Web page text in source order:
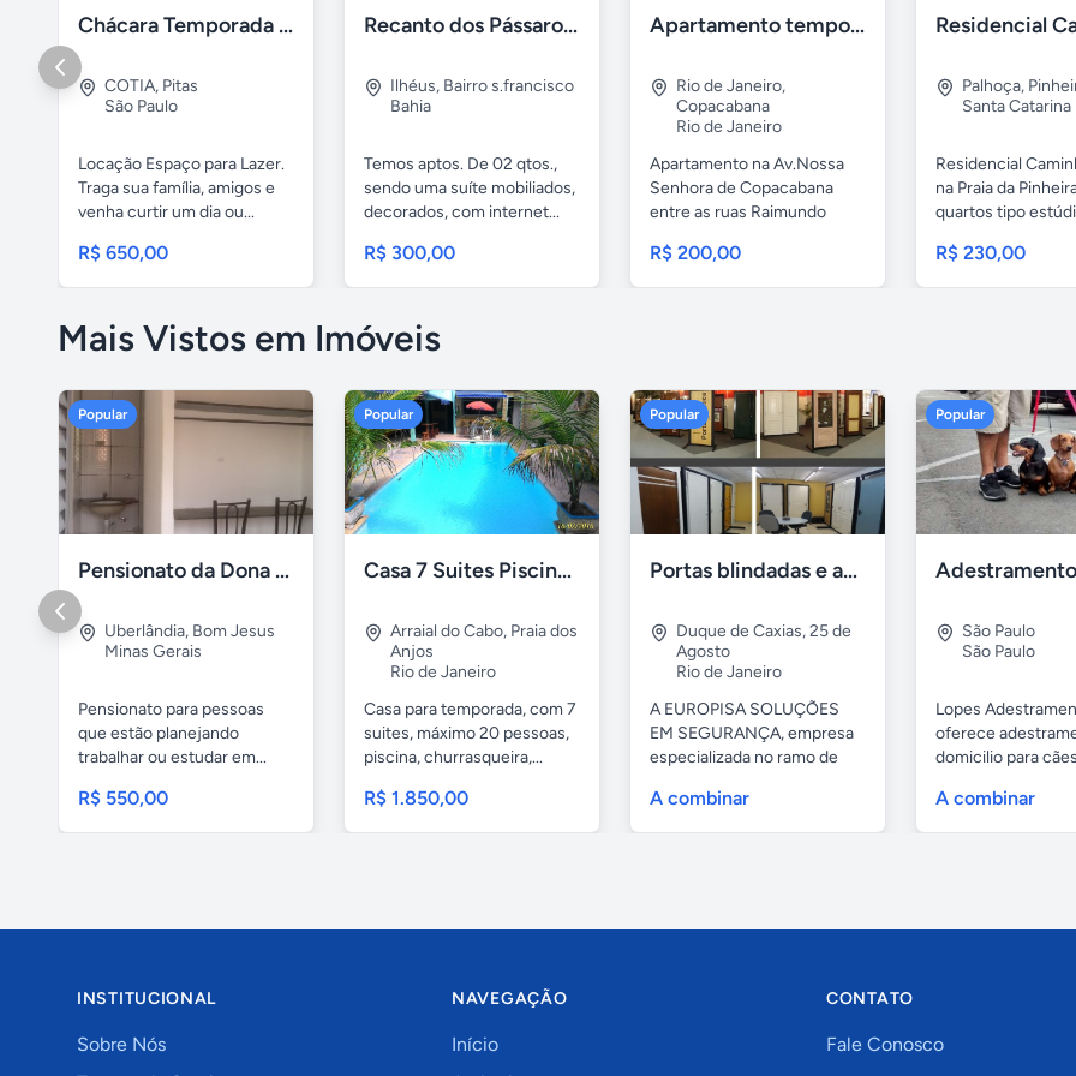
Chácara Temporada Cotia/Itapevi
COTIA, Pitas
São Paulo
Locação Espaço para Lazer.
Traga sua família, amigos e
venha curtir um dia ou...
R$ 650,00
Recanto dos Pássaros Ilhéus
Ilhéus, Bairro s.francisco
Bahia
Temos aptos. De 02 qtos.,
sendo uma suíte mobiliados,
decorados, com internet...
R$ 300,00
Apartamento temporada Copacabana-RJ
Rio de Janeiro,
Copacabana
Rio de Janeiro
Apartamento na Av.Nossa
Senhora de Copacabana
entre as ruas Raimundo
R$ 200,00
Palhoça,
Santa Catarina
Residencial
na Praia da
quartos tipo
R$ 230,00
Mais Vistos em Imóveis
Popular
Pensionato da Dona Maria - Uberlândia/MG
Uberlândia, Bom Jesus
Minas Gerais
Pensionato para pessoas
que estão planejando
trabalhar ou estudar em...
R$ 550,00
Popular
Casa 7 Suites Piscina - Praia dos Anjos
Arraial do Cabo, Praia dos
Anjos
Rio de Janeiro
Casa para temporada, com 7
suites, máximo 20 pessoas,
piscina, churrasqueira,...
R$ 1.850,00
Popular
Portas blindadas e anti-arrombamento Europisa
Duque de Caxias,25 de
Agosto
Rio de Janeiro
A EUROPISA SOLUÇÕES
EM SEGURANÇA, empresa
especializada no ramo de
A combinar
Popular
São Paulo
São Paulo
Lopes
oferece
domicilio para
A combinar
INSTITUCIONAL
Sobre Nós
NAVEGAÇÃO
Início
CONTATO
Fale Conosco